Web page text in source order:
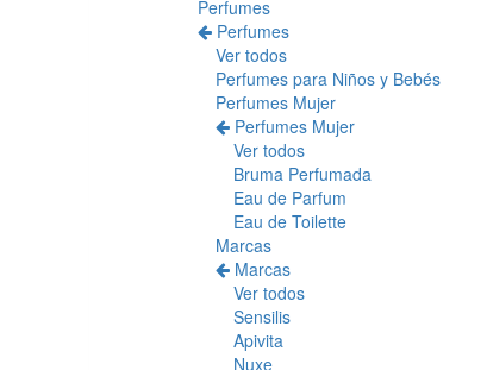
Perfumes
Perfumes
Ver todos
Perfumes para Niños y Bebés
Perfumes Mujer
Perfumes Mujer
Ver todos
Bruma Perfumada
Eau de Parfum
Eau de Toilette
Marcas
Marcas
Ver todos
Sensilis
Apivita
Nuxe